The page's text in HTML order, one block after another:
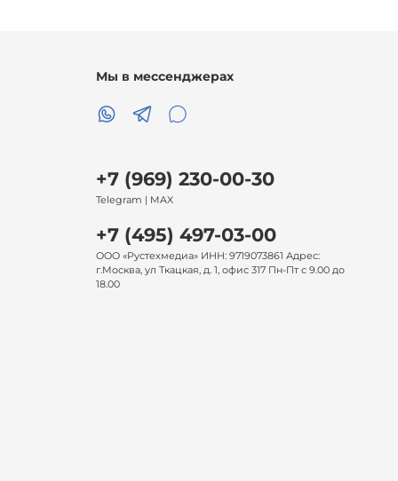
Мы в мессенджерах
+7 (969) 230-00-30
Telegram | MAX
+7 (495) 497-03-00
ООО «Рустехмедиа» ИНН: 9719073861 Адрес:
г.Москва, ул Ткацкая, д. 1, офис 317 Пн-Пт с 9.00 до
18.00